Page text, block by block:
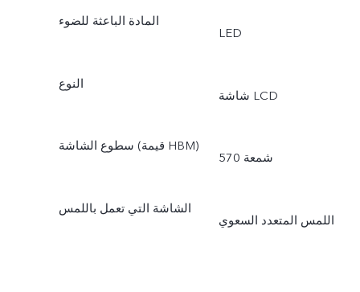
المادة الباعثة للضوء
LED
النوع
شاشة LCD
سطوع الشاشة (قيمة HBM)
570 شمعة
الشاشة التي تعمل باللمس
اللمس المتعدد السعوي